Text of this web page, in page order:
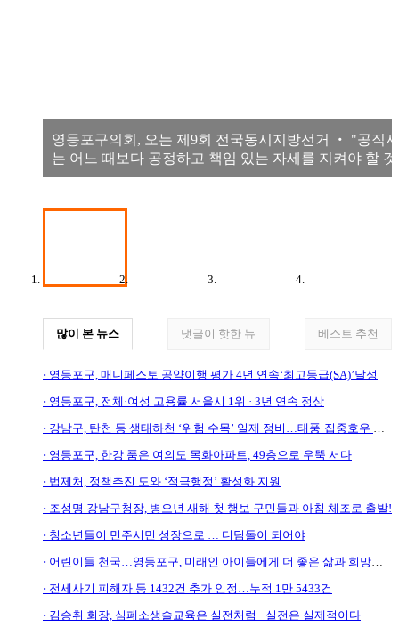
영등포구의회, 오는 제9회 전국동시지방선거 ‧ "공직
는 어느 때보다 공정하고 책임 있는 자세를 지켜야 할
많이 본 뉴스 댓글이 핫한 뉴 베스트 추천
영등포구, 매니페스토 공약이행 평가 4년 연속‘최고등급(SA)’달성
영등포구, 전체·여성 고용률 서울시 1위 · 3년 연속 정상
강남구, 탄천 등 생태하천 ‘위험 수목’ 일제 정비…태풍·집중호우 대비
영등포구, 한강 품은 여의도 목화아파트, 49층으로 우뚝 서다
법제처, 정책추진 도와 ‘적극행정’ 활성화 지원
조성명 강남구청장, 병오년 새해 첫 행보 구민들과 아침 체조로 출발!
청소년들이 민주시민 성장으로 … 디딤돌이 되어야
어린이들 천국…영등포구, 미래인 아이들에게 더 좋은 삶과 희망을 심어주며
전세사기 피해자 등 1432건 추가 인정…누적 1만 5433건
김승취 회장, 심폐소생술교육은 실전처럼 · 실전은 실제적이다